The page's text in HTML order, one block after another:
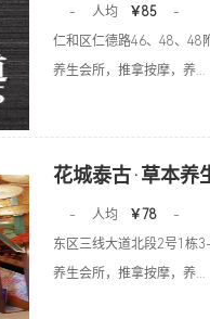
- 人均 ￥85
-
仁和区仁德路46、48、48
养生会所，推拿按摩，养...
花城泰古·草本养
- 人均 ￥78
-
东区三线大道北段2号1栋
养生会所，推拿按摩，养...